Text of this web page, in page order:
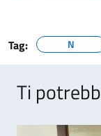
Tag: N
Ti